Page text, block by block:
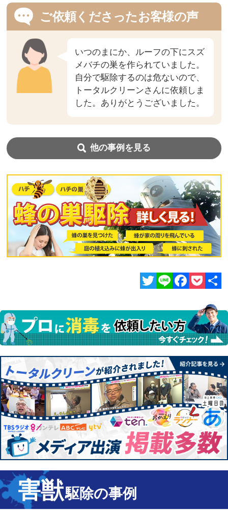
ご依頼くださったお客様の声
いつのまにか、ルーフの下にスズ
メバチの巣を作られていました。
自分で駆除するのは危ないので、
トータルクリーンさんに依頼しま
した。ありがとうございました。
他の事例を見る
有
害獣駆除の事例